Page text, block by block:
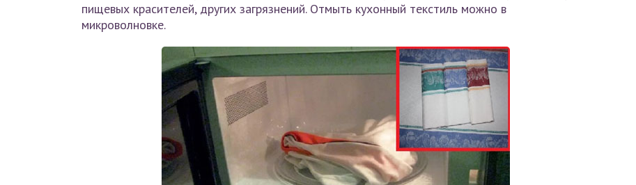
пищевых красителей, других загрязнений. Отмыть кухонный текстиль можно в
микроволновке.